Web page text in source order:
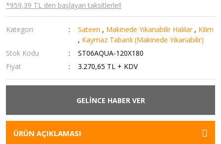
*959,39 TL den başlayan taksitlerle!!
Kategori Sateen , Makinede Yıkanabilir Halılar , Kilim
, Kaymaz Tabanlı (Makinede Yıkanabilir)
Stok Kodu
ST06AQUA-120X180
Fiyat
3.270,65 TL + KDV
GELİNCE HABER VER
ÜRÜN AÇIKLAMASI